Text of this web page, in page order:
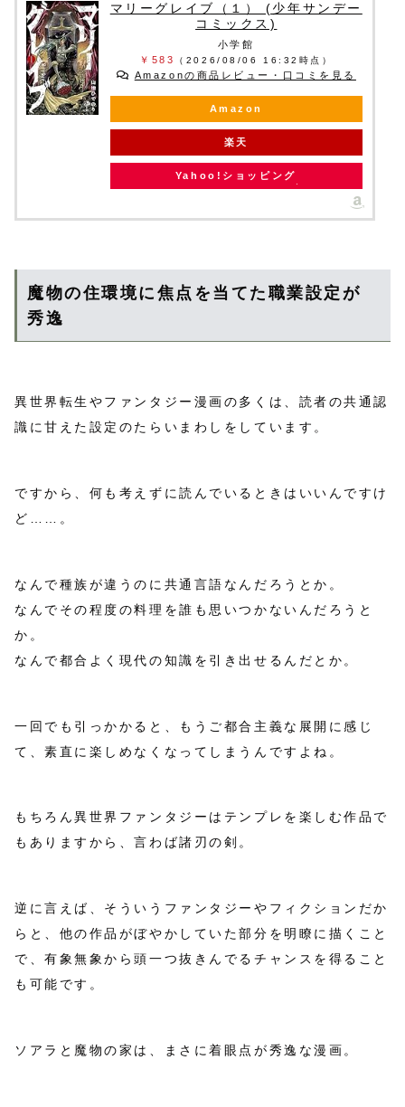
マリーグレイブ（１） (少年サンデー
コミックス)
小学館
￥583
（2026/08/06 16:32時点）
Amazonの商品レビュー・口コミを見る
Amazon
楽天
Yahoo!ショッピング
魔物の住環境に焦点を当てた職業設定が
秀逸
異世界転生やファンタジー漫画の多くは、読者の共通認
識に甘えた設定のたらいまわしをしています。
ですから、何も考えずに読んでいるときはいいんですけ
ど……。
なんで種族が違うのに共通言語なんだろうとか。
なんでその程度の料理を誰も思いつかないんだろうと
か。
なんで都合よく現代の知識を引き出せるんだとか。
一回でも引っかかると、もうご都合主義な展開に感じ
て、素直に楽しめなくなってしまうんですよね。
もちろん異世界ファンタジーはテンプレを楽しむ作品で
もありますから、言わば諸刃の剣。
逆に言えば、そういうファンタジーやフィクションだか
らと、他の作品がぼやかしていた部分を明瞭に描くこと
で、有象無象から頭一つ抜きんでるチャンスを得ること
も可能です。
ソアラと魔物の家は、まさに着眼点が秀逸な漫画。